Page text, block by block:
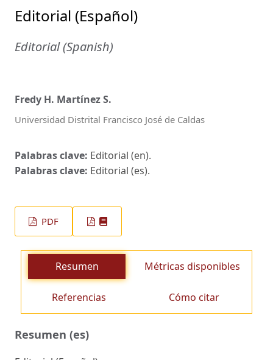
Editorial (Español)
Editorial (Spanish)
Fredy H. Martínez S.
Universidad Distrital Francisco José de Caldas
Palabras clave: Editorial (en).
Palabras clave: Editorial (es).
PDF
Resumen Métricas disponibles
Referencias Cómo citar
Resumen (es)